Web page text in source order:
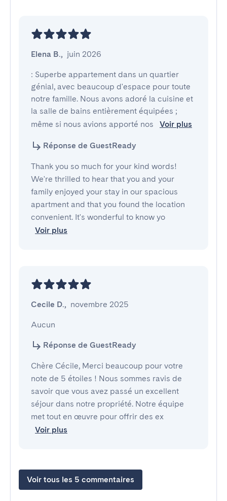
Elena B., juin 2026
: Superbe appartement dans un quartier
génial, avec beaucoup d'espace pour toute
notre famille. Nous avons adoré la cuisine et
la salle de bains entièrement équipées ;
même si nous avions apporté nos
Voir plus
Réponse de GuestReady
Thank you so much for your kind words!
We're thrilled to hear that you and your
family enjoyed your stay in our spacious
apartment and that you found the location
convenient. It's wonderful to know yo
Voir plus
Cecile D., novembre 2025
Aucun
Réponse de GuestReady
Chère Cécile, Merci beaucoup pour votre
note de 5 étoiles ! Nous sommes ravis de
savoir que vous avez passé un excellent
séjour dans notre propriété. Notre équipe
met tout en œuvre pour offrir des ex
Voir plus
Voir tous les 5 commentaires